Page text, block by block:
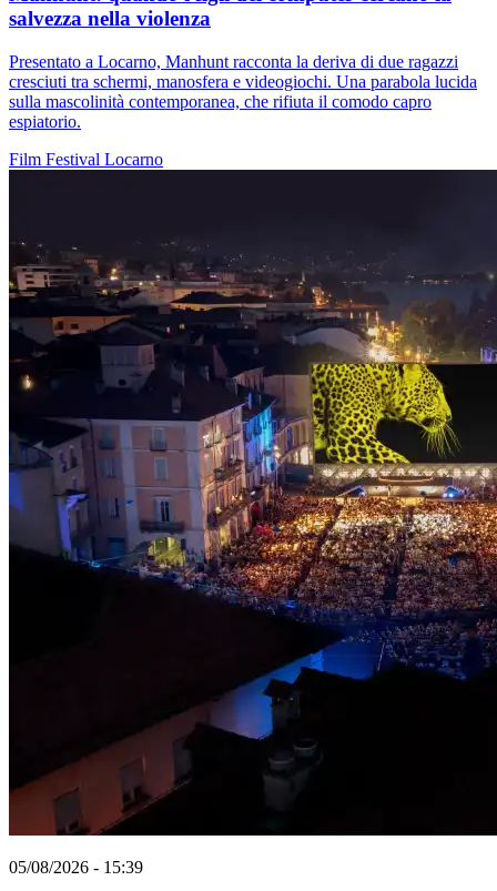
salvezza nella violenza
Presentato a Locarno, Manhunt racconta la deriva di due ragazzi
cresciuti tra schermi, manosfera e videogiochi. Una parabola lucida
sulla mascolinità contemporanea, che rifiuta il comodo capro
espiatorio.
Film Festival Locarno
05/08/2026 - 15:39